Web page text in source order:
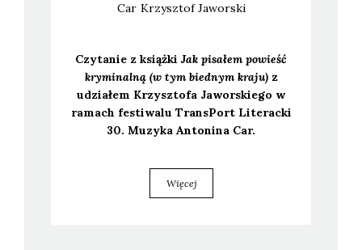
Car KrzysztofJaworski
Czy­ta­nie z książ­kiJak pisa­łem powieść
kry­mi­nal­ną (w tym bied­nym kra­ju)z
udzia­łem Krzysz­to­fa Jawor­skie­go w
ramach festi­wa­lu Trans­Port Lite­rac­ki
30. Muzy­ka Anto­ni­na Car.
Więcej